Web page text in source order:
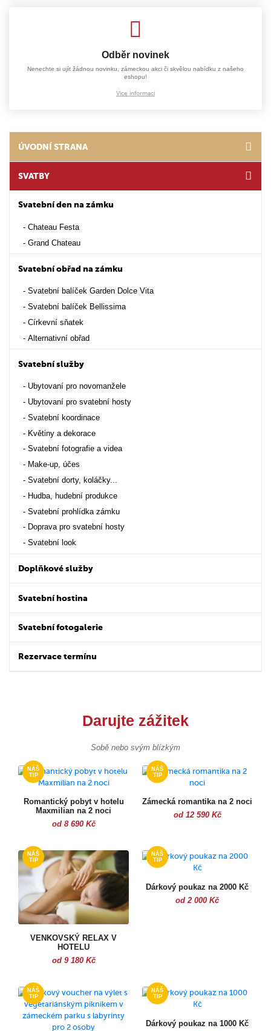
Odběr novinek
Nenechte si ujít žádnou novinku, zámeckou akci či skvělou nabídku z našeho
eshopu!
Více informací
ÚVODNÍ STRANA
SVATBY
Svatební den na zámku
Chateau Festa
Grand Chateau
Svatební obřad na zámku
Svatební balíček Garden Dolce Vita
Svatební balíček Bellissima
Církevní sňatek
Alternativní obřad
Svatební služby
Ubytovaní pro novomanžele
Ubytovaní pro svatební hosty
Svatební koordinace
Květiny a dekorace
Svatební fotografie a videa
Make-up, účes
Svatební dorty, koláčky...
Hudba, hudební produkce
Svatební prohlídka zámku
Doprava pro svatební hosty
Svatební look
Doplňkové služby
Svatební hostina
Svatební fotogalerie
Rezervace termínu
Darujte zážitek
Sobě nebo svým blízkým
Romantický pobyt v hotelu
Maxmilian na 2 noci
od 8 690 Kč
Zámecká romantika na 2 noci
od 12 590 Kč
VENKOVSKÝ RELAX V
HOTELU
od 9 180 Kč
Dárkový poukaz na 2000 Kč
od 2 000 Kč
Dárkový poukaz na 1000 Kč